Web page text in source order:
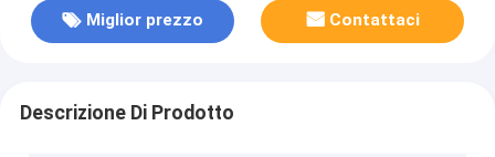
Miglior prezzo Contattaci
Descrizione Di Prodotto